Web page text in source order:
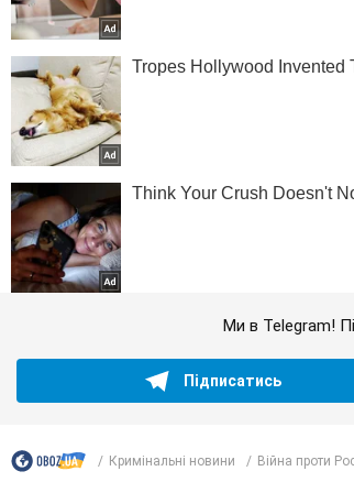
Ми в Telegram!
Підписатись
Кримінальні новини Війна проти